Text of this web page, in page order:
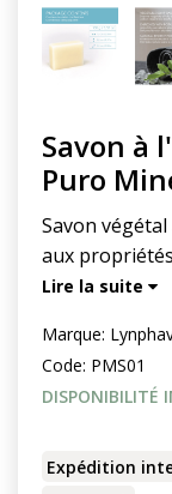
Savon à
Puro
Savon
aux
Lire la suite
Marque:
Code: PMS01
DISPONIBILITÉ
Expédition